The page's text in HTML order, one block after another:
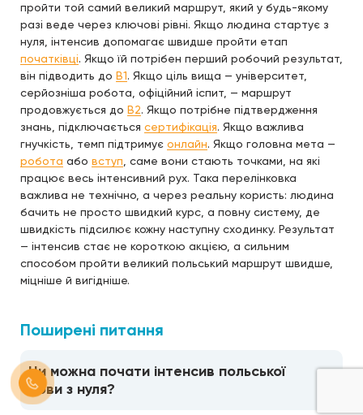
пройти той самий великий маршрут, який у будь-якому
разі веде через ключові рівні. Якщо людина стартує з
нуля, інтенсив допомагає швидше пройти етап
початківці. Якщо їй потрібен перший робочий результат,
він підводить до B1. Якщо ціль вища — університет,
серйозніша робота, офіційний іспит, — маршрут
продовжується до B2. Якщо потрібне підтвердження
знань, підключається сертифікація. Якщо важлива
гнучкість, темп підтримує онлайн. Якщо головна мета —
робота або вступ , саме вони стають точками, на які
працює весь інтенсивний рух. Така перелінковка
важлива не технічно, а через реальну користь: людина
бачить не просто швидкий курс, а повну систему, де
швидкість підсилює кожну наступну сходинку. Результат
— інтенсив стає не короткою акцією, а сильним
способом пройти великий польський маршрут швидше,
міцніше й вигідніше.
Поширені питання
Чи можна почати інтенсив польської
мови з нуля?